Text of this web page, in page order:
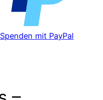
Spenden mit PayPal